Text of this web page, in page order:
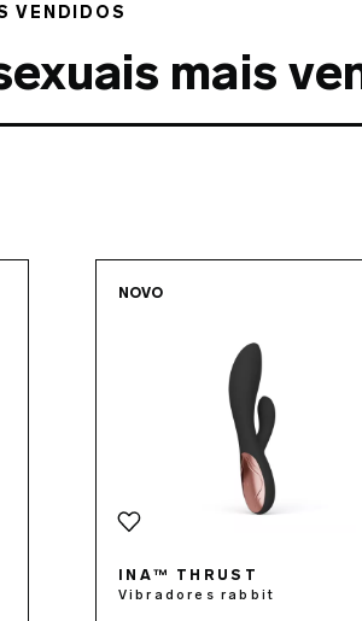
VENDIDOS
mais
NOVO
INA™ THRUST
Vibradores rabbit